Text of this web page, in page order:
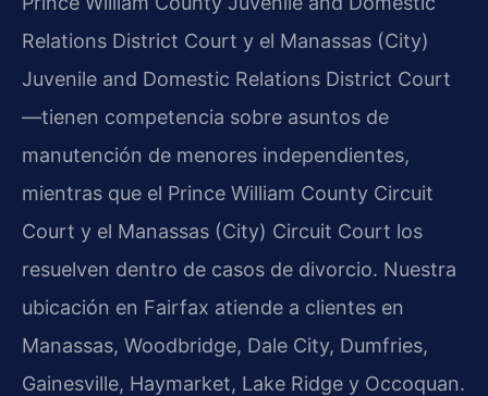
Relations District Court y el Manassas (City)
Juvenile and Domestic Relations District Court
—tienen competencia sobre asuntos de
manutención de menores independientes,
mientras que el Prince William County Circuit
Court y el Manassas (City) Circuit Court los
resuelven dentro de casos de divorcio. Nuestra
ubicación en Fairfax atiende a clientes en
Manassas, Woodbridge, Dale City, Dumfries,
Gainesville, Haymarket, Lake Ridge y Occoquan.